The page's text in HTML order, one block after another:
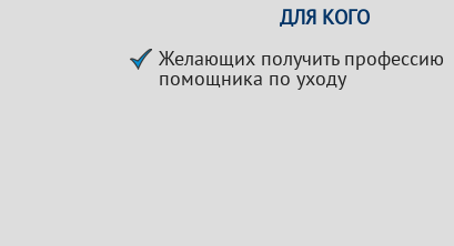
ДЛЯ КОГО
Желающих получить профессию
помощника по уходу